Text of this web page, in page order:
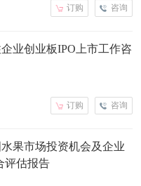
咨询
订购
企业创业板IPO上市工作咨
咨询
订购
水果市场投资机会及企业
评估报告